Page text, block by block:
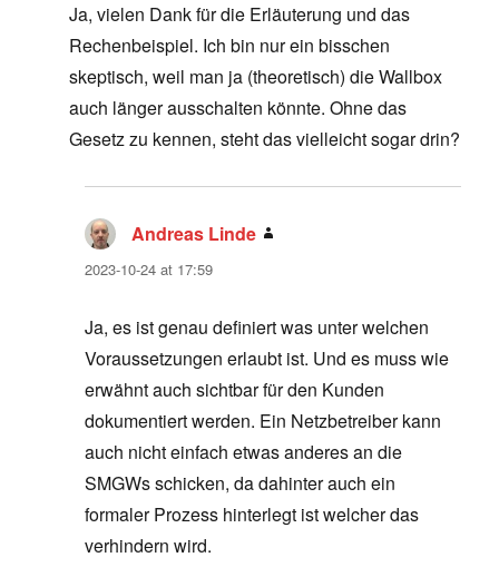
Ja, vielen Dank für die Erläuterung und das
Rechenbeispiel. Ich bin nur ein bisschen
skeptisch, weil man ja (theoretisch) die Wallbox
auch länger ausschalten könnte. Ohne das
Gesetz zu kennen, steht das vielleicht sogar drin?
Andreas Linde
2023-10-24 at 17:59
Ja, es ist genau definiert was unter welchen
Voraussetzungen erlaubt ist. Und es muss wie
erwähnt auch sichtbar für den Kunden
dokumentiert werden. Ein Netzbetreiber kann
auch nicht einfach etwas anderes an die
SMGWs schicken, da dahinter auch ein
formaler Prozess hinterlegt ist welcher das
verhindern wird.